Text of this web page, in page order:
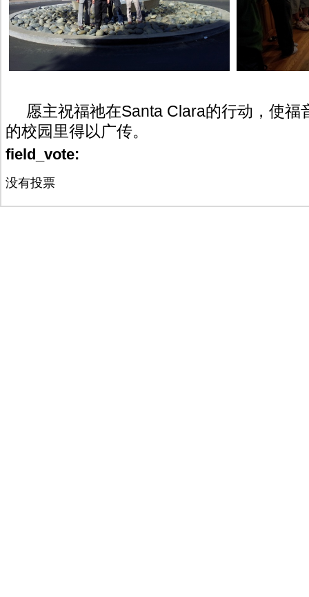
愿主祝福祂在Santa Clara的行动，使福
的校园里得以广传。
field_vote:
没有投票